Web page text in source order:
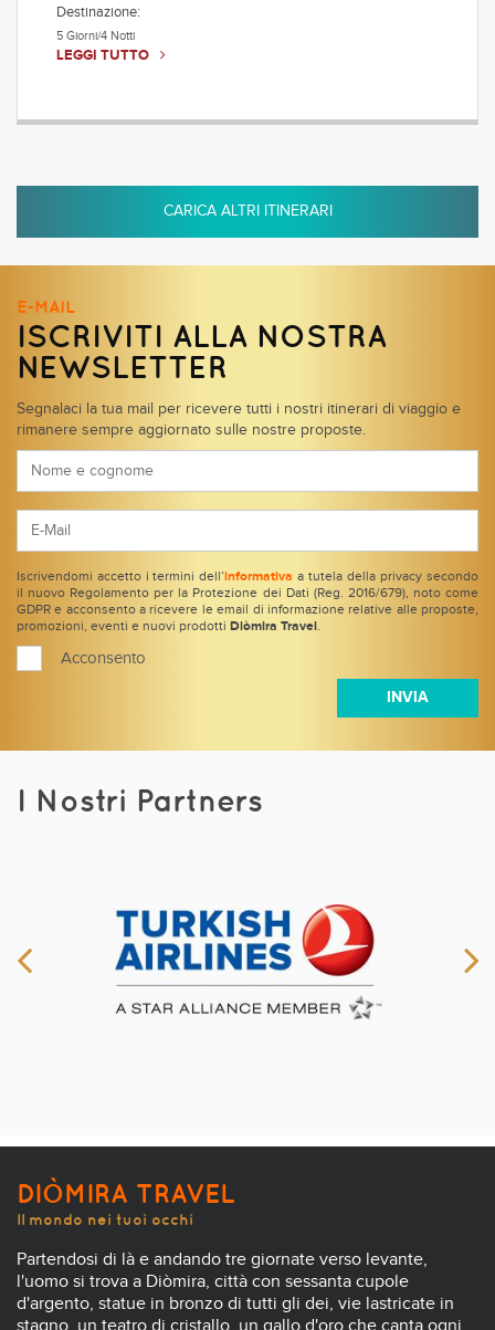
Destinazione:
5 Giorni/4 Notti
LEGGI TUTTO
CARICA ALTRI ITINERARI
E-MAIL
ISCRIVITI ALLA NOSTRA
NEWSLETTER
Segnalaci la tua mail per ricevere tutti i nostri itinerari di viaggio e
rimanere sempre aggiornato sulle nostre proposte.
Iscrivendomi accetto i termini dell’ informativa a tutela della privacy secondo
il nuovo Regolamento per la Protezione dei Dati (Reg. 2016/679), noto come
GDPR e acconsento a ricevere le email di informazione relative alle proposte,
promozioni, eventi e nuovi prodotti Diòmira Travel .
Acconsento
I Nostri Partners
DIÒMIRA TRAVEL
Il mondo nei tuoi occhi
Partendosi di là e andando tre giornate verso levante,
l'uomo si trova a Diòmira, città con sessanta cupole
d'argento, statue in bronzo di tutti gli dei, vie lastricate in
stagno, un teatro di cristallo, un gallo d'oro che canta ogni